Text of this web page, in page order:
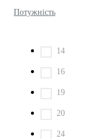
Потужність
14
16
19
20
24